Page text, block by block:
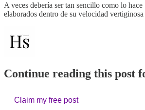
A veces debería ser tan sencillo como lo hace
elaborados dentro de su velocidad
Continue reading this post
Claim my free post